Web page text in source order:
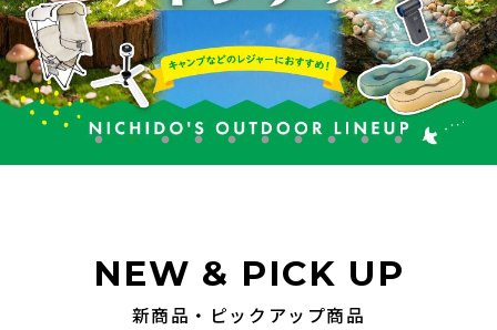
NEW & PICK UP
新商品・ピックアップ商品